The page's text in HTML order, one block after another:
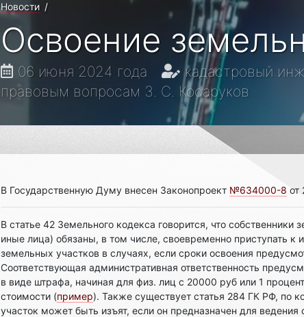
Новости /
Освоение
06 июня 2024 года
кадастровый
правовым вопросам З. С. Косаруков
В Государственную Думу внесен Законопроект №634000-8 от
В статье 42 Земельного кодекса говорится, что собственники
иные лица) обязаны, в том числе, своевременно приступать к
земельных участков в случаях, если сроки освоения
Соответствующая административная ответственность
в виде штрафа, начиная для физ. лиц с 20000 руб или 1
стоимости (пример). Также существует статья 284 ГК РФ, по
участок может быть изъят, если он предназначен для ведения